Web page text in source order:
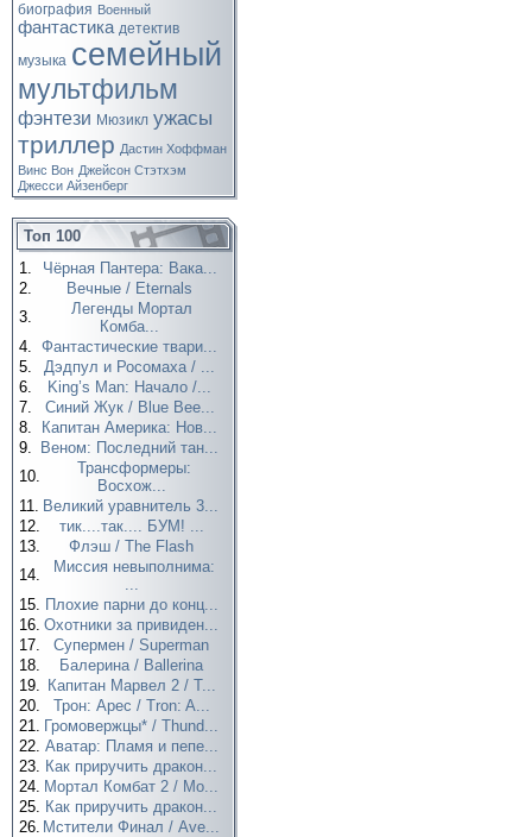
биография Военный
фантастика детектив
музыка семейный
мультфильм
фэнтези Мюзикл ужасы
триллер Дастин Хоффман
Винс Вон Джейсон Стэтхэм
Джесси Айзенберг
Топ 100
1.
Чёрная Пантера: Вака...
2.
Вечные / Eternals
3.
Легенды Мортал
Комба...
4. Фантастические твари...
5.
Дэдпул и Росомаха / ...
6.
King’s Man: Начало /...
7.
Синий Жук / Blue Bee...
8.
Капитан Америка: Нов...
9.
Веном: Последний тан...
10.
Трансформеры:
Восхож...
11. Великий уравнитель 3...
12.
тик....так.... БУМ! ...
13.
Флэш / The Flash
14.
Миссия невыполнима:
...
15. Плохие парни до конц...
16. Охотники за привиден...
17.
Супермен / Superman
18.
Балерина / Ballerina
19. Капитан Марвел 2 / T...
20.
Трон: Арес / Tron: A...
21. Громовержцы* / Thund...
22. Аватар: Пламя и пепе...
23. Как приручить дракон...
24. Мортал Комбат 2 / Mo...
25. Как приручить дракон...
26. Мстители Финал / Ave...